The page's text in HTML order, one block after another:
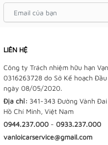
LIÊN HỆ
Công ty Trách nhiệm hữu hạn
0316263728 do Sở Kế hoạch
ngày 08/05/2020.
Địa chỉ: 341-343 Đường Vành
Hồ Chí Minh, Việt Nam
0944.237.000 - 0933.237.000
vanloicarservice@gmail.com